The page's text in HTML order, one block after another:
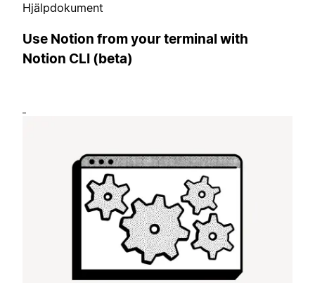
Hjälpdokument
Use Notion from your terminal with
Notion CLI (beta)